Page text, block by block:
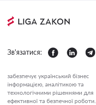
Зв'язатися:
забезпечує український бізнес
інформацією, аналітикою та
технологічними рішеннями для
ефективної та безпечної роботи.